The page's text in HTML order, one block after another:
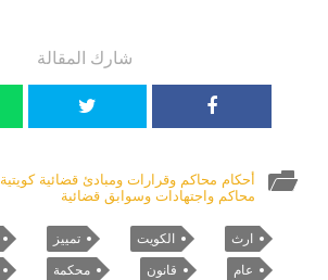
شارك المقالة
أحكام محاكم وقرارات ومبادئ قضائية كويتية
محاكم واجتهادات وسوابق قضائية
ارث الكويت تمييز
عام قانون محكمة